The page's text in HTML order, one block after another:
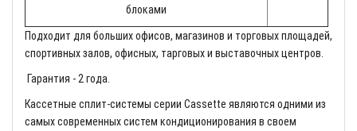
блоками
Подходит для больших офисов, магазинов и торговых площадей,
спортивных залов, офисных, тарговых и выставочных центров.
Гарантия - 2 года.
Кассетные сплит-системы серии Cassette являются одними из
самых современных систем кондиционирования в своем